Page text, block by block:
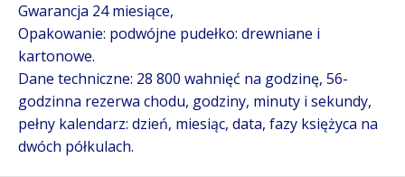
Gwarancja 24 miesiące,
Opakowanie: podwójne pudełko: drewniane i
kartonowe.
Dane techniczne: 28 800 wahnięć na godzinę, 56-
godzinna rezerwa chodu, godziny, minuty i sekundy,
pełny kalendarz: dzień, miesiąc, data, fazy księżyca na
dwóch półkulach.